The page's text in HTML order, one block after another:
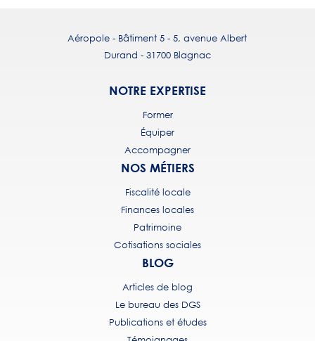
Aéropole - Bâtiment 5 - 5, avenue Albert
Durand - 31700 Blagnac
NOTRE EXPERTISE
Former
Équiper
Accompagner
NOS MÉTIERS
Fiscalité locale
Finances locales
Patrimoine
Cotisations sociales
BLOG
Articles de blog
Le bureau des DGS
Publications et études